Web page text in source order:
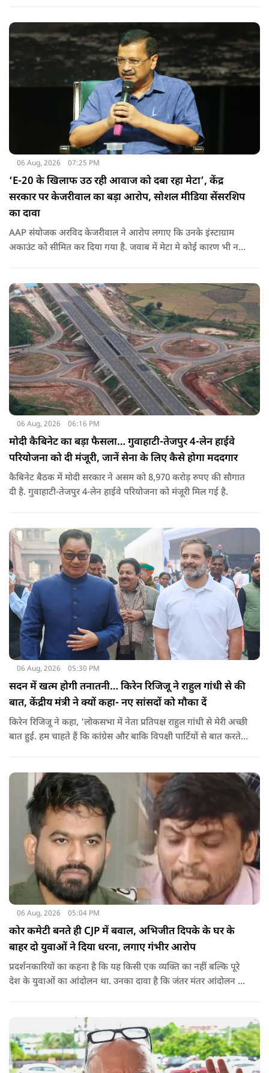
06 Aug, 2026 07:25 PM
‘E-20 के खिलाफ उठ रही आवाज को दबा रहा मेटा’, केंद्र
सरकार पर केजरीवाल का बड़ा आरोप, सोशल मीडिया सेंसरशिप
का दावा
AAP संयोजक अरविद केजरीवाल ने आरोप लगाए कि उनके इंस्टाग्राम
अकाउंट को सीमित कर दिया गया है. जवाब में मेटा मे कोई कारण भी नहीं
06 Aug, 2026 06:16 PM
मोदी कैबिनेट का बड़ा फैसला… गुवाहाटी-तेजपुर 4-लेन हाईवे
परियोजना को दी मंजूरी, जानें सेना के लिए कैसे होगा मददगार
कैबिनेट बैठक में मोदी सरकार ने असम को 8,970 करोड़ रुपए की सौगात
दी है. गुवाहाटी-तेजपुर 4-लेन हाईवे परियोजना को मंजूरी मिल गई है.
06 Aug, 2026 05:30 PM
सदन में खत्म होगी तनातनी… किरेन रिजिजू ने राहुल गांधी से की
बात, केंद्रीय मंत्री ने क्यों कहा- नए सांसदों को मौका दें
किरेन रिजिजू ने कहा, 'लोकसभा में नेता प्रतिपक्ष राहुल गांधी से मेरी अच्छी
बात हुई. हम चाहते हैं कि कांग्रेस और बाकि विपक्षी पार्टियों से बात करते
06 Aug, 2026 05:04 PM
कोर कमेटी बनते ही CJP में बवाल, अभिजीत दिपके के घर के
बाहर दो युवाओं ने दिया धरना, लगाए गंभीर आरोप
प्रदर्शनकारियों का कहना है कि यह किसी एक व्यक्ति का नहीं बल्कि पूरे
देश के युवाओं का आंदोलन था. उनका दावा है कि जंतर मंतर आंदोलन से